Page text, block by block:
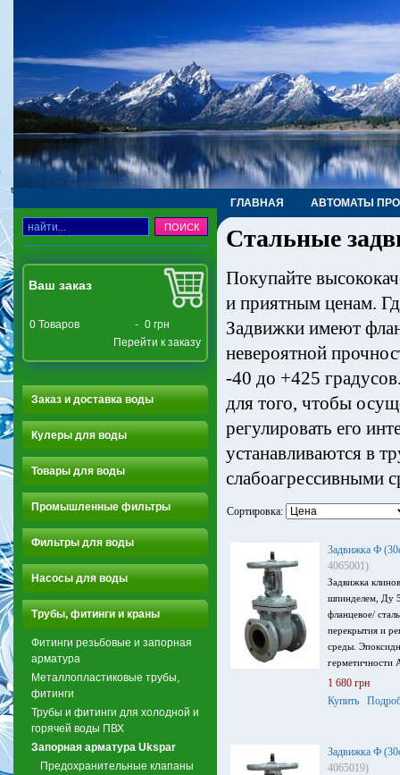
ГЛАВНАЯ АВТОМАТЫ
ТРУБЫ, ФИТИНГИ, КРАНЫ
Ваш заказ
0 Товаров - 0 грн
Перейти к заказу
Заказ и доставка воды
Кулеры для воды
Товары для воды
Промышленные фильтры
Фильтры для воды
Насосы для воды
Трубы, фитинги и краны
Фитинги резьбовые и запорная
арматура
Металлопластиковые трубы,
фитинги
Трубы и фитинги для холодной и
горячей воды ПВХ
Запорная арматура Ukspar
Предохранительные клапаны
Стальные
Покупайте
и приятным ценам.
Задвижки имеют
невероятной
-40 до +425
для того, чтобы
регулировать его
устанавливаются в
слабоагрессивными
Сортировка:
Задвижка Ф
4065001)
Задвижка
шпинделем, Ду
фланцевое/
перекрытия и
среды.
герметичности
1 680 грн
Купить
Задвижка Ф
4065019)